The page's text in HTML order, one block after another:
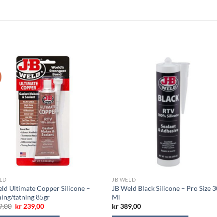
Ultimate Copper Silicone –
tätning 85gr
Opprinnelig
kr239,00Nåværende
JB WELD
JB Weld Black Silicone – Pro Size
Ml
kr389,00